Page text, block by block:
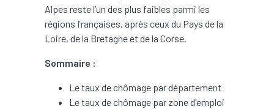
Alpes reste l’un des plus faibles parmi les
régions françaises, après ceux du Pays de la
Loire, de la Bretagne et de la Corse.
Sommaire :
Le taux de chômage par département
Le taux de chômage par zone d'emploi